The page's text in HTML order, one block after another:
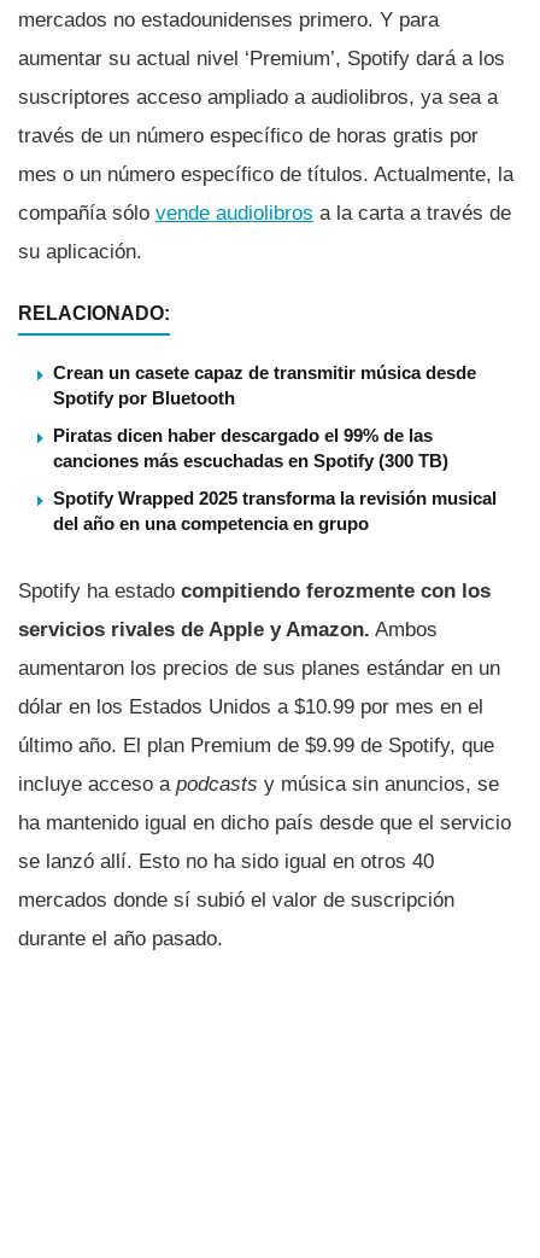
mercados no estadounidenses primero. Y para
aumentar su actual nivel ‘Premium’, Spotify dará a los
suscriptores acceso ampliado a audiolibros, ya sea a
través de un número específico de horas gratis por
mes o un número específico de títulos. Actualmente, la
compañía sólo vende audiolibros a la carta a través de
su aplicación.
RELACIONADO:
Crean un casete capaz de transmitir música desde
Spotify por Bluetooth
Piratas dicen haber descargado el 99% de las
canciones más escuchadas en Spotify (300 TB)
Spotify Wrapped 2025 transforma la revisión musical
del año en una competencia en grupo
Spotify ha estado compitiendo ferozmente con los
servicios rivales de Apple y Amazon. Ambos
aumentaron los precios de sus planes estándar en un
dólar en los Estados Unidos a $10.99 por mes en el
último año. El plan Premium de $9.99 de Spotify, que
incluye acceso a podcasts y música sin anuncios, se
ha mantenido igual en dicho país desde que el servicio
se lanzó allí. Esto no ha sido igual en otros 40
mercados donde sí subió el valor de suscripción
durante el año pasado.